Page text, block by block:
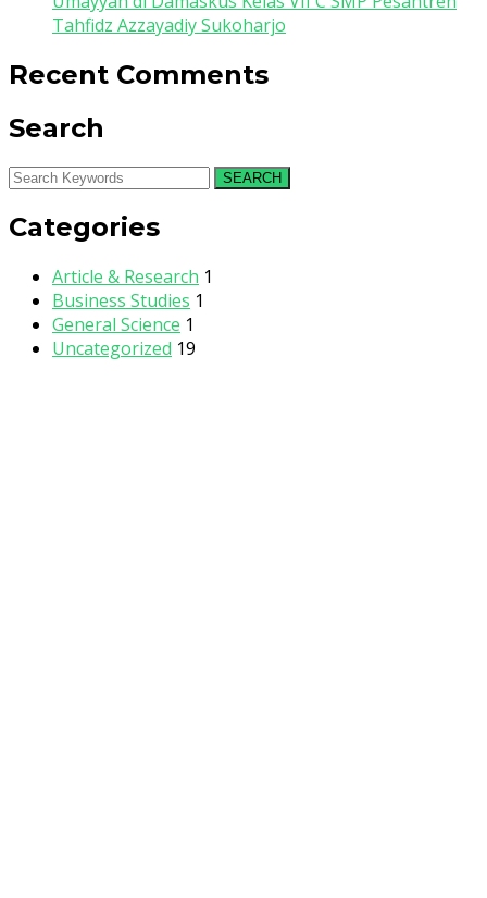
Tahfidz Azzayadiy Sukoharjo
Recent Comments
Search
SEARCH
Categories
Article & Research 1
Business Studies 1
General Science 1
Uncategorized 19